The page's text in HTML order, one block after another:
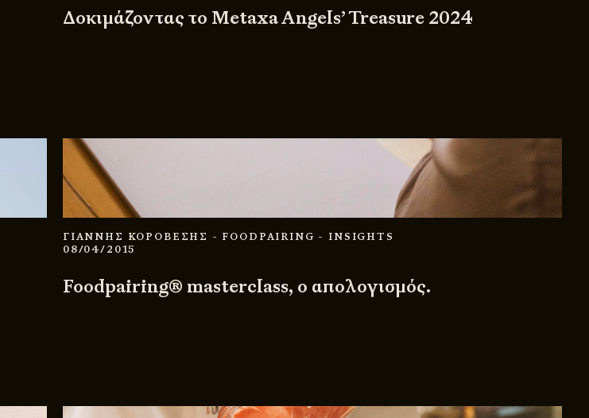
Δοκιμάζοντας το Metaxa Angels’ Treasure 2024
ΓΙΑΝΝΗΣ ΚΟΡΟΒΕΣΗΣ - FOODPAIRING - INSIGHTS
08/04/2015
Foodpairing® masterclass, ο απολογισμός.